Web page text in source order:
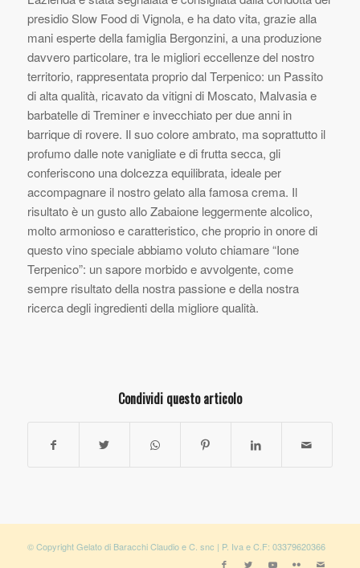
presidio Slow Food di Vignola, e ha dato vita, grazie alla
mani esperte della famiglia Bergonzini, a una produzione
davvero particolare, tra le migliori eccellenze del nostro
territorio, rappresentata proprio dal Terpenico: un Passito
di alta qualità, ricavato da vitigni di Moscato, Malvasia e
barbatelle di Treminer e invecchiato per due anni in
barrique di rovere. Il suo colore ambrato, ma soprattutto il
profumo dalle note vanigliate e di frutta secca, gli
conferiscono una dolcezza equilibrata, ideale per
accompagnare il nostro gelato alla famosa crema. Il
risultato è un gusto allo Zabaione leggermente alcolico,
molto armonioso e caratteristico, che proprio in onore di
questo vino speciale abbiamo voluto chiamare “Ione
Terpenico”: un sapore morbido e avvolgente, come
sempre risultato della nostra passione e della nostra
ricerca degli ingredienti della migliore qualità.
Condividi questo articolo
© Copyright Gelato di Baracchi Claudio e C. snc | P. Iva e C.F: 03379620366